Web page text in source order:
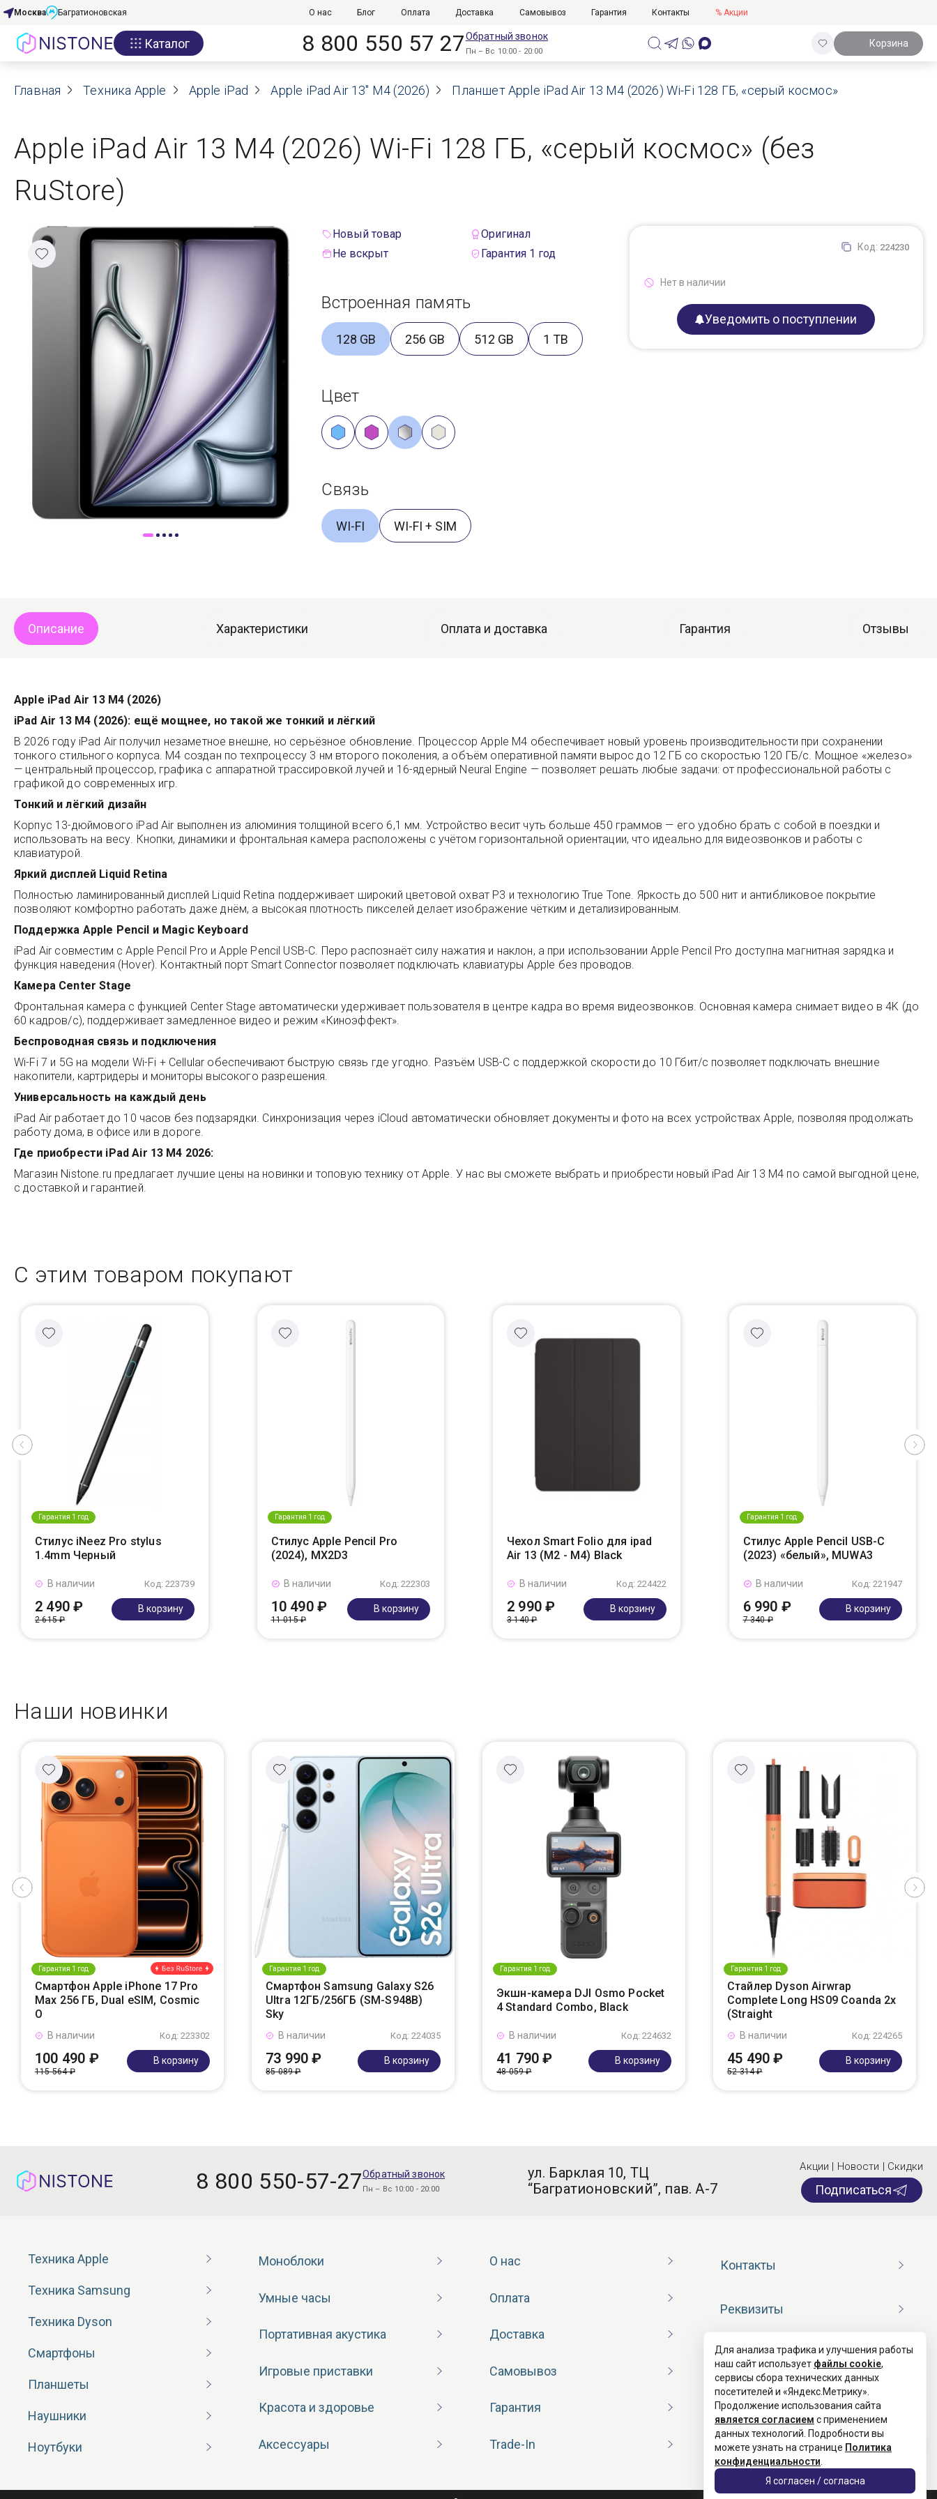
Акции
О нас
Реквизиты
Контакты
Гарантия
Оплата
Доставка
Москва Багратионовская О нас Блог Оплата Доставка Самовывоз Гарантия Контакты % Акции
Каталог 8 800 550 57 27Обратный звонок
Пн – Вс 10:00 - 20:00
Корзина
Главная Техника Apple Apple iPad Apple iPad Air 13" M4 (2026) Планшет Apple iPad Air 13 M4 (2026) Wi-Fi 128 ГБ, «серый космос»
Apple iPad Air 13 M4 (2026) Wi-Fi 128 ГБ, «серый космос» (без
RuStore)
Новый товар
Оригинал
Не вскрыт
Гарантия 1 год
Встроенная память
128 GB 256 GB 512 GB 1 TB
Цвет
Связь
WI-FI WI-FI + SIM
Код: 224230
Нет в наличии
Уведомить о поступлении
Описание Характеристики Оплата и доставка Гарантия Отзывы
Apple iPad Air 13 M4 (2026)
iPad Air 13 M4 (2026): ещё мощнее, но такой же тонкий и лёгкий
В 2026 году iPad Air получил незаметное внешне, но серьёзное обновление. Процессор Apple M4 обеспечивает новый уровень производительности при сохранении
тонкого стильного корпуса. M4 создан по техпроцессу 3 нм второго поколения, а объём оперативной памяти вырос до 12 ГБ со скоростью 120 ГБ/с. Мощное «железо»
— центральный процессор, графика с аппаратной трассировкой лучей и 16-ядерный Neural Engine — позволяет решать любые задачи: от профессиональной работы с
графикой до современных игр.
Тонкий и лёгкий дизайн
Корпус 13-дюймового iPad Air выполнен из алюминия толщиной всего 6,1 мм. Устройство весит чуть больше 450 граммов — его удобно брать с собой в поездки и
использовать на весу. Кнопки, динамики и фронтальная камера расположены с учётом горизонтальной ориентации, что идеально для видеозвонков и работы с
клавиатурой.
Яркий дисплей Liquid Retina
Полностью ламинированный дисплей Liquid Retina поддерживает широкий цветовой охват P3 и технологию True Tone. Яркость до 500 нит и антибликовое покрытие
позволяют комфортно работать даже днём, а высокая плотность пикселей делает изображение чётким и детализированным.
Поддержка Apple Pencil и Magic Keyboard
iPad Air совместим с Apple Pencil Pro и Apple Pencil USB-C. Перо распознаёт силу нажатия и наклон, а при использовании Apple Pencil Pro доступна магнитная зарядка и
функция наведения (Hover). Контактный порт Smart Connector позволяет подключать клавиатуры Apple без проводов.
Камера Center Stage
Фронтальная камера с функцией Center Stage автоматически удерживает пользователя в центре кадра во время видеозвонков. Основная камера снимает видео в 4K (до
60 кадров/с), поддерживает замедленное видео и режим «Киноэффект».
Беспроводная связь и подключения
Wi-Fi 7 и 5G на модели Wi-Fi + Cellular обеспечивают быструю связь где угодно. Разъём USB-C с поддержкой скорости до 10 Гбит/с позволяет подключать внешние
накопители, картридеры и мониторы высокого разрешения.
Универсальность на каждый день
iPad Air работает до 10 часов без подзарядки. Синхронизация через iCloud автоматически обновляет документы и фото на всех устройствах Apple, позволяя продолжать
работу дома, в офисе или в дороге.
Где приобрести iPad Air 13 M4 2026:
Магазин Nistone.ru предлагает лучшие цены на новинки и топовую технику от Apple. У нас вы сможете выбрать и приобрести новый iPad Air 13 M4 по самой выгодной цене,
с доставкой и гарантией.
С этим товаром покупают
Гарантия 1 год
Стилус iNeez Pro stylus
1.4mm Черный
Код: 223739
В наличии
2 490 ₽
2 615 ₽
В корзину
Гарантия 1 год
Стилус Apple Pencil Pro
(2024), MX2D3
Код: 222303
В наличии
10 490 ₽
11 015 ₽
В корзину
Чехол Smart Folio для ipad
Air 13 (M2 - M4) Black
Код: 224422
В наличии
2 990 ₽
3 140 ₽
В корзину
Гарантия 1 год
Стилус Apple Pencil USB-C
(2023) «белый», MUWA3
Код: 221947
В наличии
6 990 ₽
7 340 ₽
В корзину
Наши новинки
Гарантия 1 год
Смартфон Apple iPhone 17 Pro
Max 256 ГБ, Dual eSIM, Cosmic
O
Код: 223302
В наличии
100 490 ₽
115 564 ₽
В корзину
Гарантия 1 год
Смартфон Samsung Galaxy S26
Ultra 12ГБ/256ГБ (SM-S948B)
Sky
Код: 224035
В наличии
73 990 ₽
85 089 ₽
В корзину
Гарантия 1 год
Экшн-камера DJI Osmo Pocket
4 Standard Combo, Black
Код: 224632
В наличии
41 790 ₽
48 059 ₽
В корзину
Гарантия 1 год
Стайлер Dyson Airwrap
Complete Long HS09 Coanda 2x
(Straight
Код: 224265
В наличии
45 490 ₽
52 314 ₽
В корзину
8 800 550-57-27Обратный звонок
Пн – Вс 10:00 - 20:00
ул. Барклая 10, ТЦ
“Багратионовский”, пав. А-7
Акции | Новости | Скидки
Подписаться
Техника Apple
Техника Samsung
Техника Dyson
Смартфоны
Планшеты
Наушники
Ноутбуки
Моноблоки
Умные часы
Портативная акустика
Игровые приставки
Красота и здоровье
Аксессуары
О нас
Оплата
Доставка
Самовывоз
Гарантия
Trade-In
Контакты
Реквизиты
Договор оферты
Согласие на обработку ПД
Политика конфиденциальности
Для анализа трафика и улучшения работы
наш сайт использует файлы cookie,
сервисы сбора технических данных
посетителей и «Яндекс.Метрику».
Продолжение использования сайта
является согласием с применением
данных технологий. Подробности вы
можете узнать на странице Политика
конфиденциальности
Я согласен / согласна